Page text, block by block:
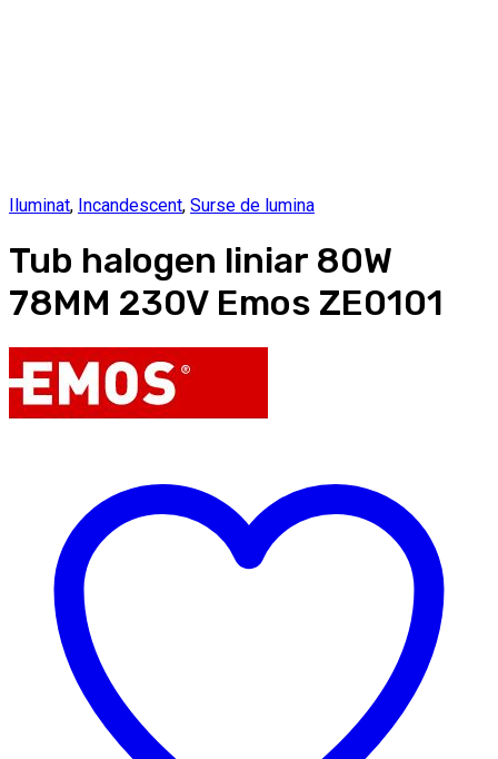
Iluminat, Incandescent, Surse de lumina
Tub halogen liniar 80W
78MM 230V Emos ZE0101